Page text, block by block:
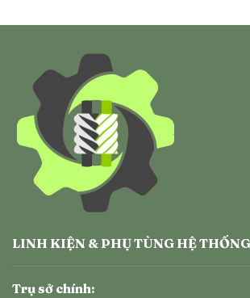
LINH KIỆN & PHỤ TÙNG HỆ
Trụ sở chính: